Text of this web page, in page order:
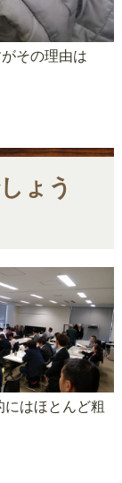
その理由は
ょう
にはほとんど粗